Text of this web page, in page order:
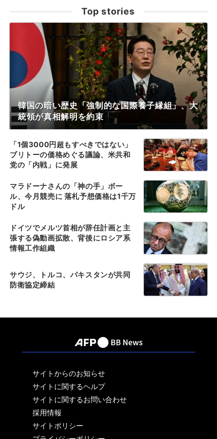
Top stories
韓国の暗い歴史「強制的な国際養子縁組」、大
統領が真相解明を約束
「1個3000円超もすべきではない」
ブリトーの価格めぐる議論、米共和
党の「内戦」に発展
マラドーナさんの「神の手」ボー
ル、今月競売に 落札予想価格は1千万
ドル
ドイツでメルツ首相が辞任計画と主
張する偽動画拡散、背後にロシア系
情報工作組織
サウジ、トルコ、パキスタンが共同
防衛協定締結
サイトからのお知らせ
サイトに関するヘルプ
サイトに関するお問い合わせ
採用情報
サイトポリシー